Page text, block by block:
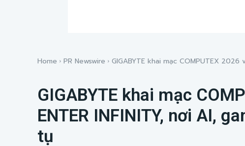
Home PR Newswire GIGABYTE khai mạc COMPUTEX 2026
GIGABYTE khai mạc
ENTER INFINITY, nơi AI,
tụ